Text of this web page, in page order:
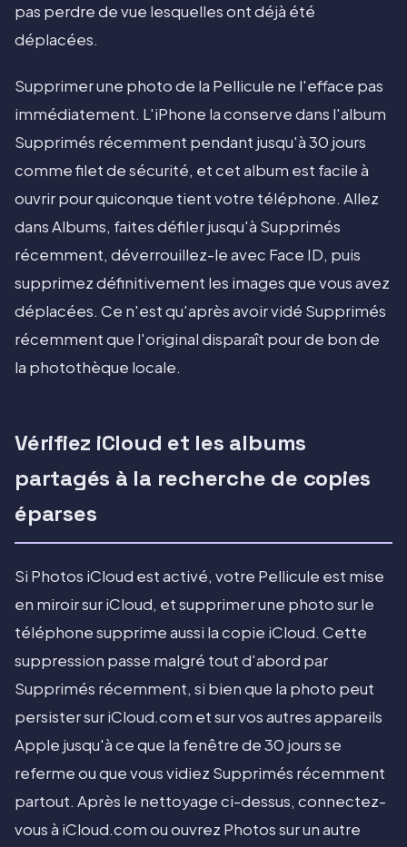
pas perdre de vue lesquelles ont déjà été
déplacées.
Supprimer une photo de la Pellicule ne l'efface pas
immédiatement. L'iPhone la conserve dans l'album
Supprimés récemment pendant jusqu'à 30 jours
comme filet de sécurité, et cet album est facile à
ouvrir pour quiconque tient votre téléphone. Allez
dans Albums, faites défiler jusqu'à Supprimés
récemment, déverrouillez-le avec Face ID, puis
supprimez définitivement les images que vous avez
déplacées. Ce n'est qu'après avoir vidé Supprimés
récemment que l'original disparaît pour de bon de
la photothèque locale.
Vérifiez iCloud et les albums
partagés à la recherche de copies
éparses
Si Photos iCloud est activé, votre Pellicule est mise
en miroir sur iCloud, et supprimer une photo sur le
téléphone supprime aussi la copie iCloud. Cette
suppression passe malgré tout d'abord par
Supprimés récemment, si bien que la photo peut
persister sur iCloud.com et sur vos autres appareils
Apple jusqu'à ce que la fenêtre de 30 jours se
referme ou que vous vidiez Supprimés récemment
partout. Après le nettoyage ci-dessus, connectez-
vous à iCloud.com ou ouvrez Photos sur un autre